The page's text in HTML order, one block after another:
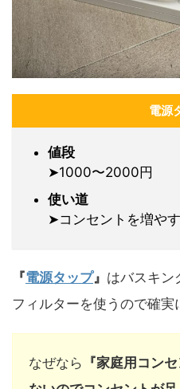
電源
値段
➤1000〜2000円
使い道
➤コンセントを増やす
『電源タップ』 はバスキン
フィルターを使うので確実
なぜなら 『家庭用コン